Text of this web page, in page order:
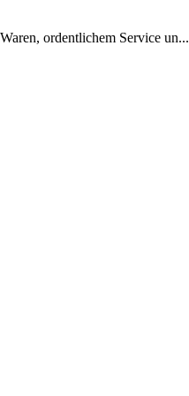
ordentlichem Service un...